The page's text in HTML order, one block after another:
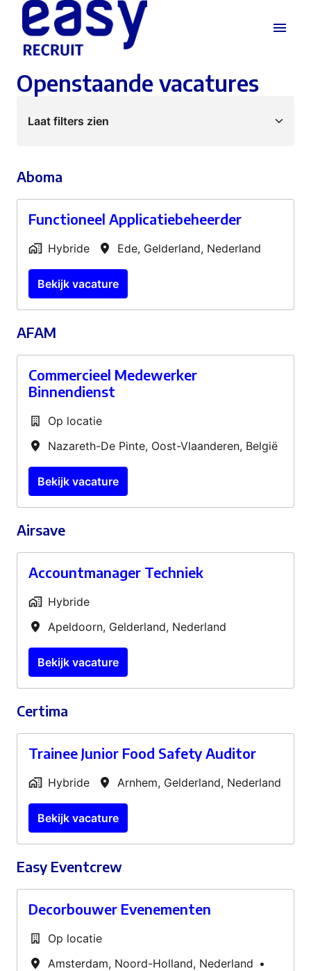
Overslaan
contentHomepagina
Openstaande vacatures
Laat filters zien
Aboma
Functioneel Applicatiebeheerder
Hybride Ede, Gelderland, Nederland
Bekijk vacature
AFAM
Commercieel Medewerker
Binnendienst
Op locatie
Nazareth-De Pinte, Oost-Vlaanderen, België
Bekijk vacature
Airsave
Accountmanager Techniek
Hybride
Apeldoorn, Gelderland, Nederland
Bekijk vacature
Certima
Trainee Junior Food Safety Auditor
Hybride Arnhem, Gelderland, Nederland
Bekijk vacature
Easy Eventcrew
Decorbouwer Evenementen
Op locatie
Amsterdam, Noord-Holland, Nederland •